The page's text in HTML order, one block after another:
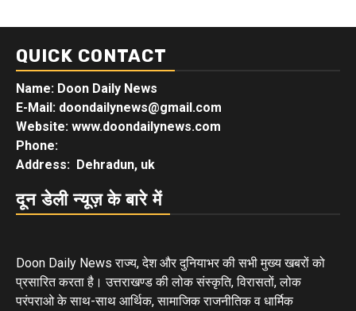
QUICK CONTACT
Name: Doon Daily News
E-Mail: doondailynews@gmail.com
Website: www.doondailynews.com
Phone:
Address: Dehradun, uk
दून डेली न्यूज़ के बारे में
Doon Daily News राज्य, देश और दुनियाभर की सभी मुख्य खबरों को
प्रसारित करता है। उत्तराखण्ड की लोक संस्कृति, विरासतों, लोक
परंपराओ के साथ-साथ आर्थिक, सामाजिक राजनीतिक व धार्मिक